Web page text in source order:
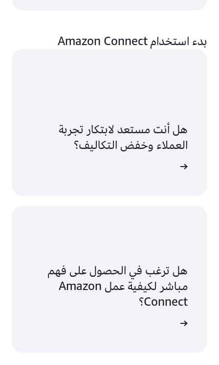
بدء استخدام Amazon Connect
هل أنت مستعد لابتكار تجربة
العملاء وخفض التكاليف؟
هل ترغب في الحصول على فهم
مباشر لكيفية عمل Amazon
Connect؟